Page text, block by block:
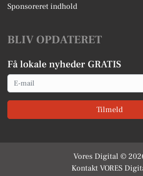
Sponsoreret indhold
BLIV OPDATERET
Få lokale nyheder GRATIS
Email
Tilmeld
Vores Digital ©
Kontakt VORES